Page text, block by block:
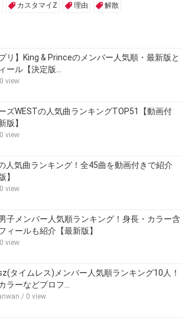
カスタマイZ 理由 解散
プリ】King & Princeのメンバー人気順・最新版と
ール【決定版…
view
ズWESTの人気曲ランキングTOP51【動画付
版】
view
人気曲ランキング！全45曲を動画付きで紹介
】
view
子メンバー人気順ランキング！身長・カラー含
ィールも紹介【最新版】
view
タイムレス)メンバー人気順ランキング10人！
ラーなどプロフ…
/ 0 view